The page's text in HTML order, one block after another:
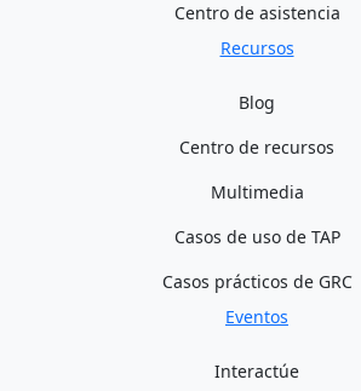
Centro de asistencia
Recursos
Blog
Centro de recursos
Multimedia
Casos de uso de TAP
Casos prácticos de GRC
Eventos
Interactúe